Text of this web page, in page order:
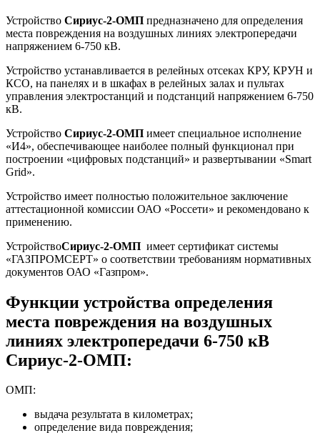
Устройство Сириус-2-ОМП предназначено для определения
места повреждения на воздушных линиях электропередачи
напряжением 6-750 кВ.
Устройство устанавливается в релейных отсеках КРУ, КРУН и
КСО, на панелях и в шкафах в релейных залах и пультах
управления электростанций и подстанций напряжением 6-750
кВ.
Устройство Сириус-2-ОМП имеет специальное исполнение
«И4», обеспечивающее наиболее полный функционал при
построении «цифровых подстанций» и развертывании «Smart
Grid».
Устройство имеет полностью положительное заключение
аттестационной комиссии ОАО «Россети» и рекомендовано к
применению.
УстройствоСириус-2-ОМП имеет сертификат системы
«ГАЗПРОМСЕРТ» о соответствии требованиям нормативных
документов ОАО «Газпром».
Функции устройства определения
места повреждения на воздушных
линиях электропередачи 6-750 кВ
Сириус-2-ОМП:
ОМП:
выдача результата в километрах;
определение вида повреждения;